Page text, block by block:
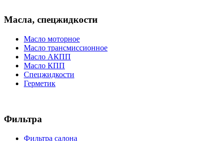
Масла, спецжидкости
Масло моторное
Масло трансмиссионное
Масло АКПП
Масло КПП
Спецжидкости
Герметик
Фильтра
Фильтра салона